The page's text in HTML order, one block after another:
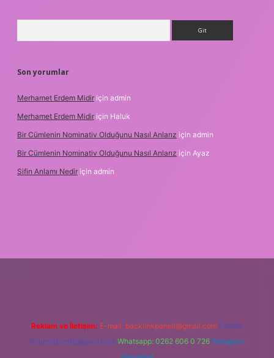
Son yorumlar
Merhamet Erdem Midir için admin
Merhamet Erdem Midir için Haluk
Bir Cümlenin Nominativ Olduğunu Nasıl Anlarız için admin
Bir Cümlenin Nominativ Olduğunu Nasıl Anlarız için Ayaz
Sifin Anlamı Nedir için admin
Reklam ve İletişim: E-mail: backlinkpaneli@gmail.com Teams:
forumhizmeti@gmail.com Whatsapp: 0262 606 0 726 Telegram: